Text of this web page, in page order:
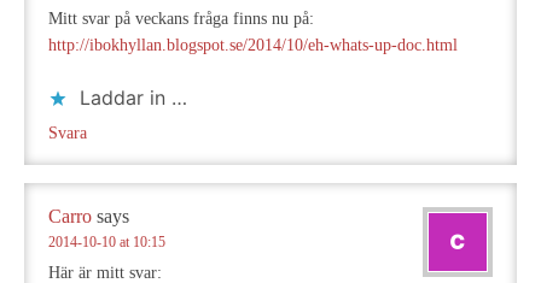
Mitt svar på veckans fråga finns nu på:
http://ibokhyllan.blogspot.se/2014/10/eh-whats-up-doc.html
Laddar in …
Svara
Carro says
2014-10-10 at 10:15
Här är mitt svar: